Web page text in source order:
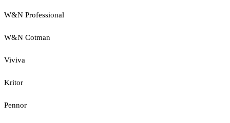
W&N Professional
W&N Cotman
Viviva
Kritor
Pennor